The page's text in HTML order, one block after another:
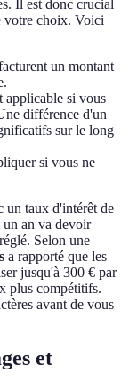
Il est donc crucial
votre choix. Voici
un montant
applicable si vous
différence d'un
sur le long
si vous ne
un taux d'intérêt de
un an va devoir
Selon une
a rapporté que les
jusqu'à 300 € par
plus compétitifs.
avant de vous
et